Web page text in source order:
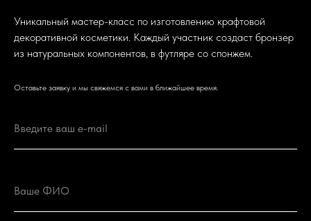
Уникальный мастер-класс по изготовлению крафтовой
декоративной косметики. Каждый участник создаст бронзер
из натуральных компонентов, в футляре со спонжем.
Оставьте заявку и мы свяжемся с вами в ближайшее время.